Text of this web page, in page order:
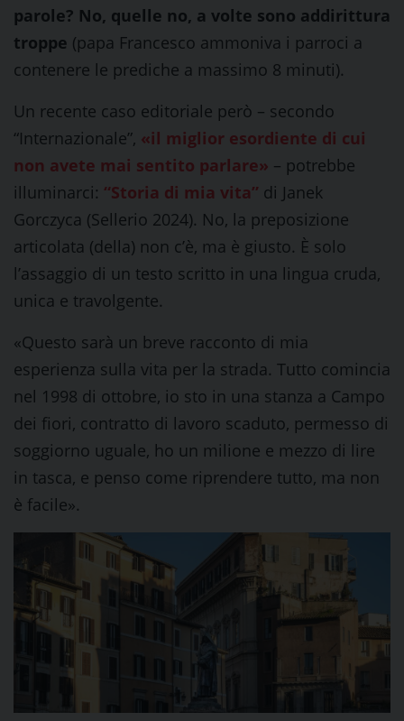
parole? No, quelle no, a volte sono addirittura
troppe (papa Francesco ammoniva i parroci a
contenere le prediche a massimo 8 minuti).
Un recente caso editoriale però – secondo
“Internazionale”, «il miglior esordiente di cui
non avete mai sentito parlare» – potrebbe
illuminarci: “Storia di mia vita” di Janek
Gorczyca (Sellerio 2024). No, la preposizione
articolata (della) non c’è, ma è giusto. È solo
l’assaggio di un testo scritto in una lingua cruda,
unica e travolgente.
«Questo sarà un breve racconto di mia
esperienza sulla vita per la strada. Tutto comincia
nel 1998 di ottobre, io sto in una stanza a Campo
dei fiori, contratto di lavoro scaduto, permesso di
soggiorno uguale, ho un milione e mezzo di lire
in tasca, e penso come riprendere tutto, ma non
è facile».